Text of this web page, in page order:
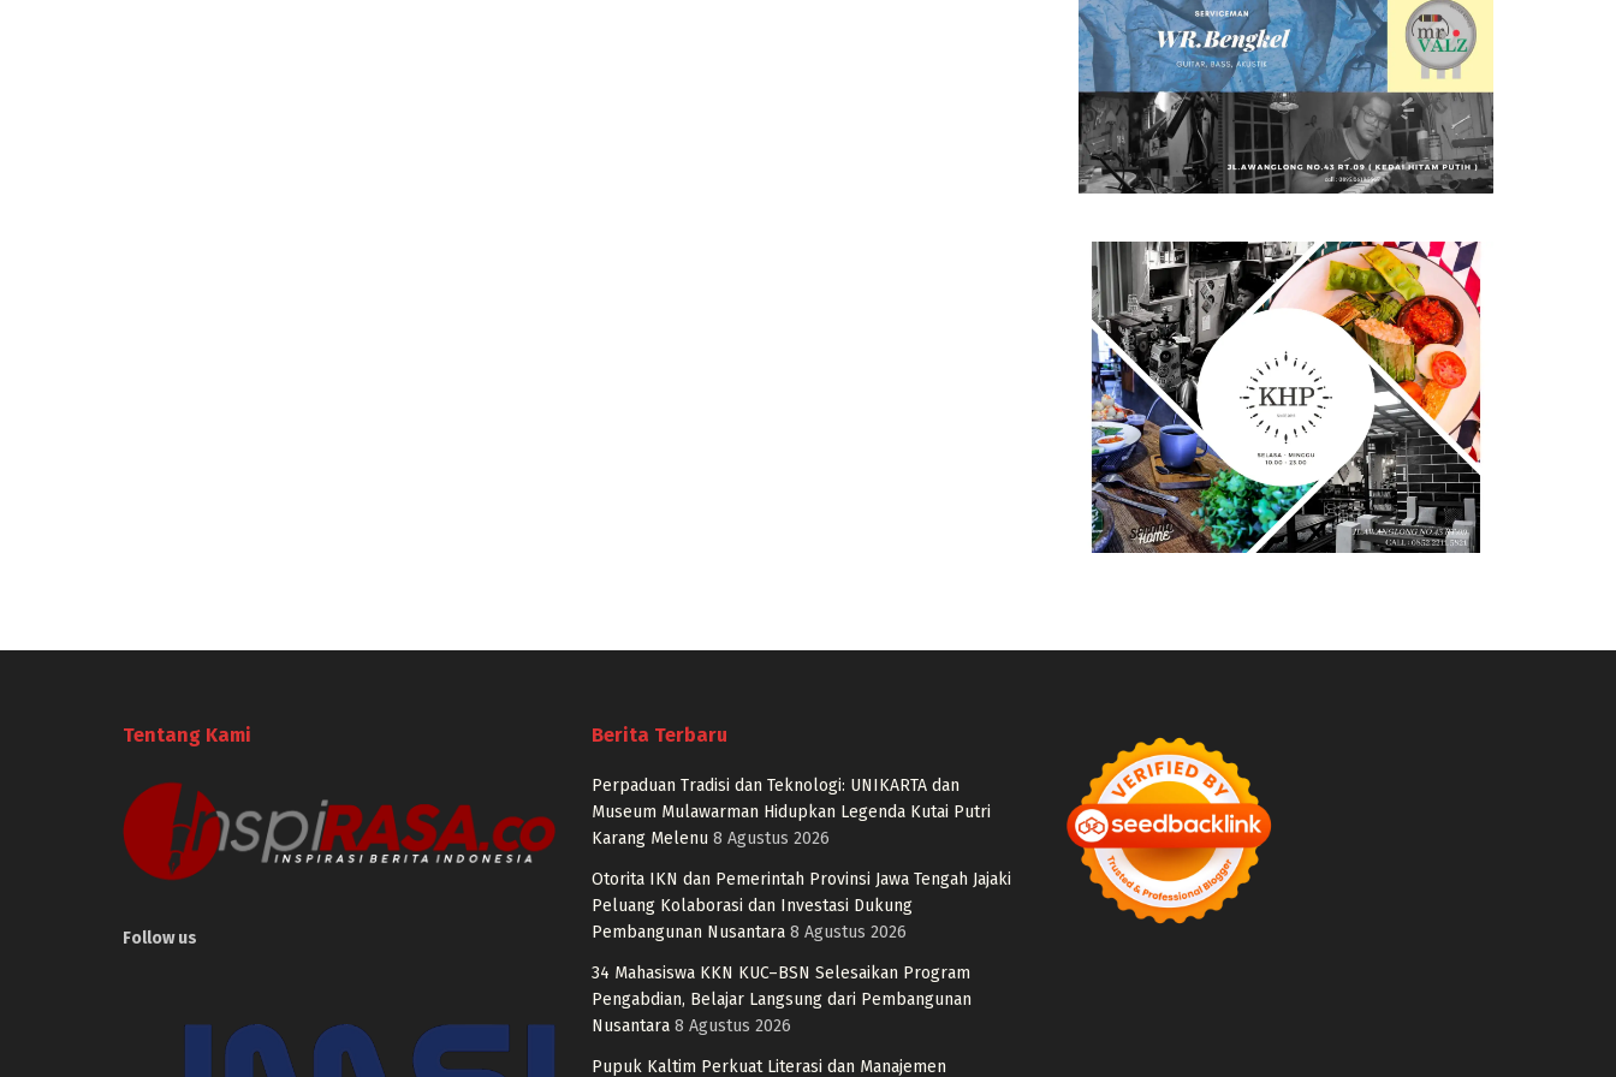
Tentang Kami
Follow us
Berita Terbaru
Perpaduan Tradisi dan Teknologi: UNIKARTA dan
Museum Mulawarman Hidupkan Legenda Kutai Putri
Karang Melenu 8 Agustus 2026
Otorita IKN dan Pemerintah Provinsi Jawa Tengah Jajaki
Peluang Kolaborasi dan Investasi Dukung
Pembangunan Nusantara 8 Agustus 2026
34 Mahasiswa KKN KUC–BSN Selesaikan Program
Pengabdian, Belajar Langsung dari Pembangunan
Nusantara 8 Agustus 2026
Pupuk Kaltim Perkuat Literasi dan Manajemen